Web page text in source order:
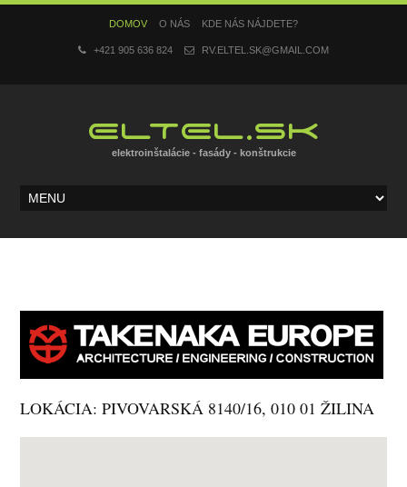
DOMOV O NÁS KDE NÁS NÁJDETE?
+421 905 636 824 RV.ELTEL.SK@GMAIL.COM
ELTEL.SK
elektroinštalácie - fasády - konštrukcie
LOKÁCIA: PIVOVARSKÁ 8140/16, 010 01 ŽILINA